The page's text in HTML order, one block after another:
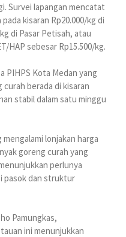
Survei lapangan mencatat
kisaran Rp20.000/kg di
di Pasar Petisah, atau
HAP sebesar Rp15.500/kg.
PIHPS Kota Medan yang
berada di kisaran
stabil dalam satu minggu
lonjakan harga
goreng curah yang
perlunya
pasok dan struktur
Pamungkas,
ini menunjukkan